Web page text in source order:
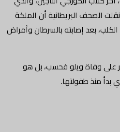
البريطانية أن الملكة
إصابته بالسرطان وأمراض
ويلو فحسب، بل هو
طفولتها.